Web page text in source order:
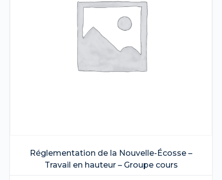
Réglementation de la Nouvelle-Écosse –
Travail en hauteur – Groupe cours